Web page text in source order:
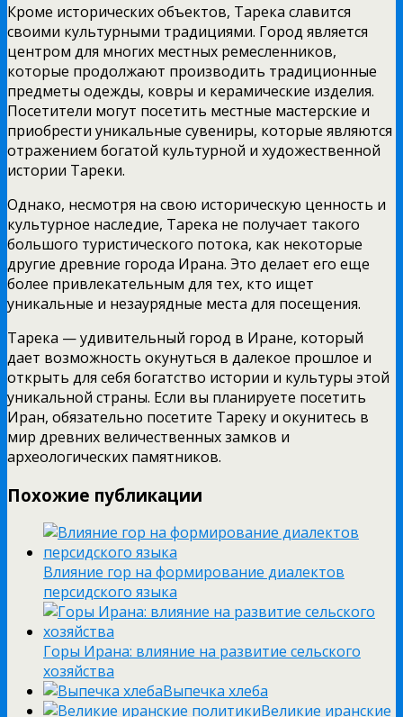
Кроме исторических объектов, Тарека славится
своими культурными традициями. Город является
центром для многих местных ремесленников,
которые продолжают производить традиционные
предметы одежды, ковры и керамические изделия.
Посетители могут посетить местные мастерские и
приобрести уникальные сувениры, которые являются
отражением богатой культурной и художественной
истории Тареки.
Однако, несмотря на свою историческую ценность и
культурное наследие, Тарека не получает такого
большого туристического потока, как некоторые
другие древние города Ирана. Это делает его еще
более привлекательным для тех, кто ищет
уникальные и незаурядные места для посещения.
Тарека — удивительный город в Иране, который
дает возможность окунуться в далекое прошлое и
открыть для себя богатство истории и культуры этой
уникальной страны. Если вы планируете посетить
Иран, обязательно посетите Тареку и окунитесь в
мир древних величественных замков и
археологических памятников.
Похожие публикации
Влияние гор на формирование диалектов
персидского языка
Горы Ирана: влияние на развитие сельского
хозяйства
Выпечка хлеба
Великие иранские